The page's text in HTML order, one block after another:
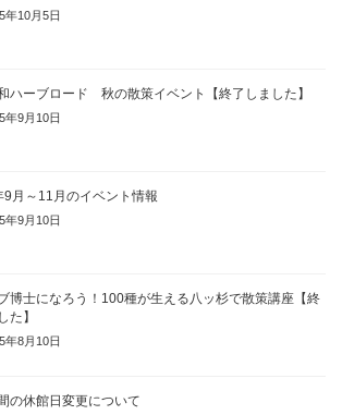
年10月5日
ハーブロード 秋の散策イベント【終了しました】
年9月10日
9月～11月のイベント情報
年9月10日
博士になろう！100種が生える八ッ杉で散策講座【終
た】
年8月10日
の休館日変更について